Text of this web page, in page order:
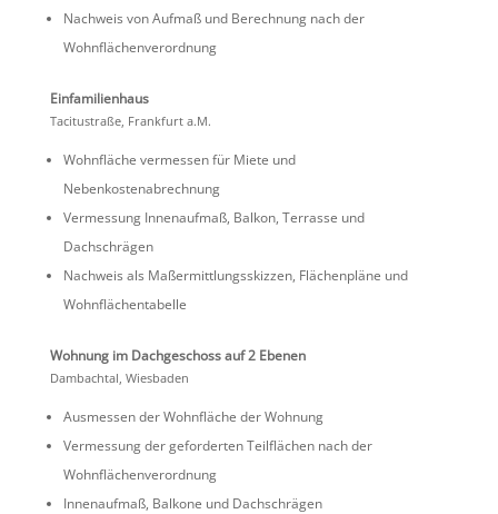
Nachweis von Aufmaß und Berech­nung nach der
Wohnflächenverordnung
Einfa­mi­li­en­haus
Tacitu­straße, Frank­furt a.M.
Wohnfläche vermessen für Miete und
Nebenkostenabrechnung
Vermes­sung Innen­aufmaß, Balkon, Terrasse und
Dachschrägen
Nachweis als Maßer­mitt­lungs­skizzen, Flächen­pläne und
Wohnflächentabelle
Wohnung im Dachge­schoss auf 2 Ebenen
Dambachtal, Wiesbaden
Ausmessen der Wohnfläche der Wohnung
Vermes­sung der gefor­derten Teilflä­chen nach der
Wohnflächenverordnung
Innen­aufmaß, Balkone und Dachschrägen